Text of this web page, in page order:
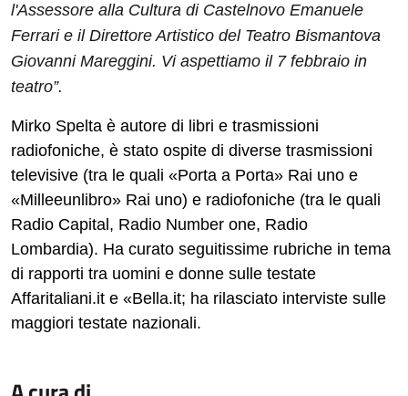
l'Assessore alla Cultura di Castelnovo Emanuele
Ferrari e il Direttore Artistico del Teatro Bismantova
Giovanni Mareggini. Vi aspettiamo il 7 febbraio in
teatro”.
Mirko Spelta è autore di libri e trasmissioni
radiofoniche, è stato ospite di diverse trasmissioni
televisive (tra le quali «Porta a Porta» Rai uno e
«Milleeunlibro» Rai uno) e radiofoniche (tra le quali
Radio Capital, Radio Number one, Radio
Lombardia). Ha curato seguitissime rubriche in tema
di rapporti tra uomini e donne sulle testate
Affaritaliani.it e «Bella.it; ha rilasciato interviste sulle
maggiori testate nazionali.